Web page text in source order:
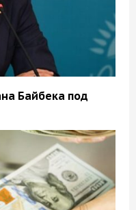
Байбека под